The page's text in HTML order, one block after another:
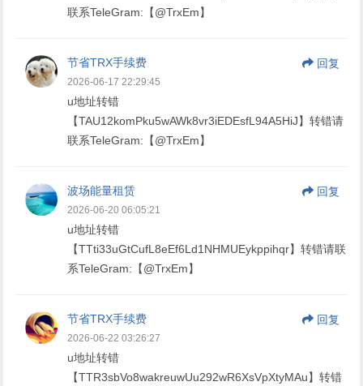
联系TeleGram:【@TrxEm】
节省TRX手续费 回复
2026-06-17 22:29:45
u地址转错
【TAU12komPku5wAWk8vr3iEDEsfL94A5HiJ】转错请
联系TeleGram:【@TrxEm】
波场能量租赁 回复
2026-06-20 06:05:21
u地址转错
【TTti33uGtCufL8eEf6Ld1NHMUEykppihqr】转错请联
系TeleGram:【@TrxEm】
节省TRX手续费 回复
2026-06-22 03:26:27
u地址转错
【TTR3sbVo8wakreuwUu292wR6XsVpXtyMAu】转错